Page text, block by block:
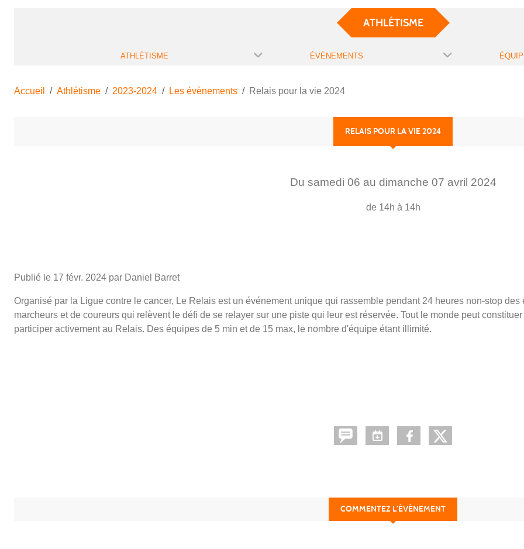
ATHLÉTISME
ATHLÉTISME ÉVÈNEMENTS
Accueil Athlétisme 2023-2024 Les évènements Relais pour la vie 2024
RELAIS POUR LA VIE 2024
Du samedi 06 au dimanche 07 avril 2024
de 14h à 14h
Publié le 17 févr. 2024 par Daniel Barret
Organisé par la Ligue contre le cancer, Le Relais est un événement unique qui rassemble pendant 24 heures non-stop des
marcheurs et de coureurs qui relèvent le défi de se relayer sur une piste qui leur est réservée. Tout le monde peut
participer activement au Relais. Des équipes de 5 min et de 15 max, le nombre d'équipe étant illimité.
COMMENTEZ L’ÉVÈNEMENT